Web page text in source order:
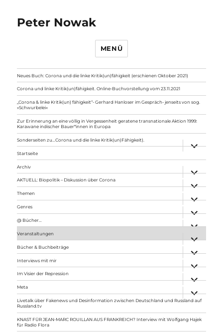
Peter Nowak
MENÜ
Neues Buch: Corona und die linke Kritik(un)fähigkeit (erschienen Oktober 2021)
Corona und linke Kritik(un)fähigkeit. Online-Buchvorstellung vom 23.11.2021
„Corona & linke Kritik(un) fähigkeit“- Gerhard Hanloser im Gespräch- jenseits von sog.
»Schwurbelei«
Zur Erinnerung an eine völlig in Vergessenheit geratene transnationale Aktion 1999:
Karawane indischer Bauer*innen in Europa
Sonderseiten zu…Corona und die linke Kritik(un)Fähigkeit).
anzeigen
Startseite
Archiv
anzeigen
AKTUELL: Biopolitik – Diskussion über Corona
anzeigen
Themen
anzeigen
Genres
anzeigen
@ Bücher…
Veranstaltungen
anzeigen
Bücher & Buchbeiträge
anzeigen
Interviews mit mir
anzeigen
Im Visier der Repression
anzeigen
Meta
anzeigen
Livetalk über Fakenews und Desinformation zwischen Deutschland und Russland auf
Russland.tv
KNAST FÜR JEAN-MARC ROUILLAN AUS FRANKREICH? Interview mit Wolfgang Hajek
für Radio Flora